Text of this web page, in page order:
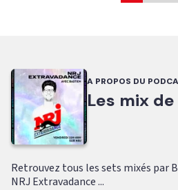
A PROPOS DU
Les mix
Retrouvez tous les sets mixés par
NRJ Extravadance ...